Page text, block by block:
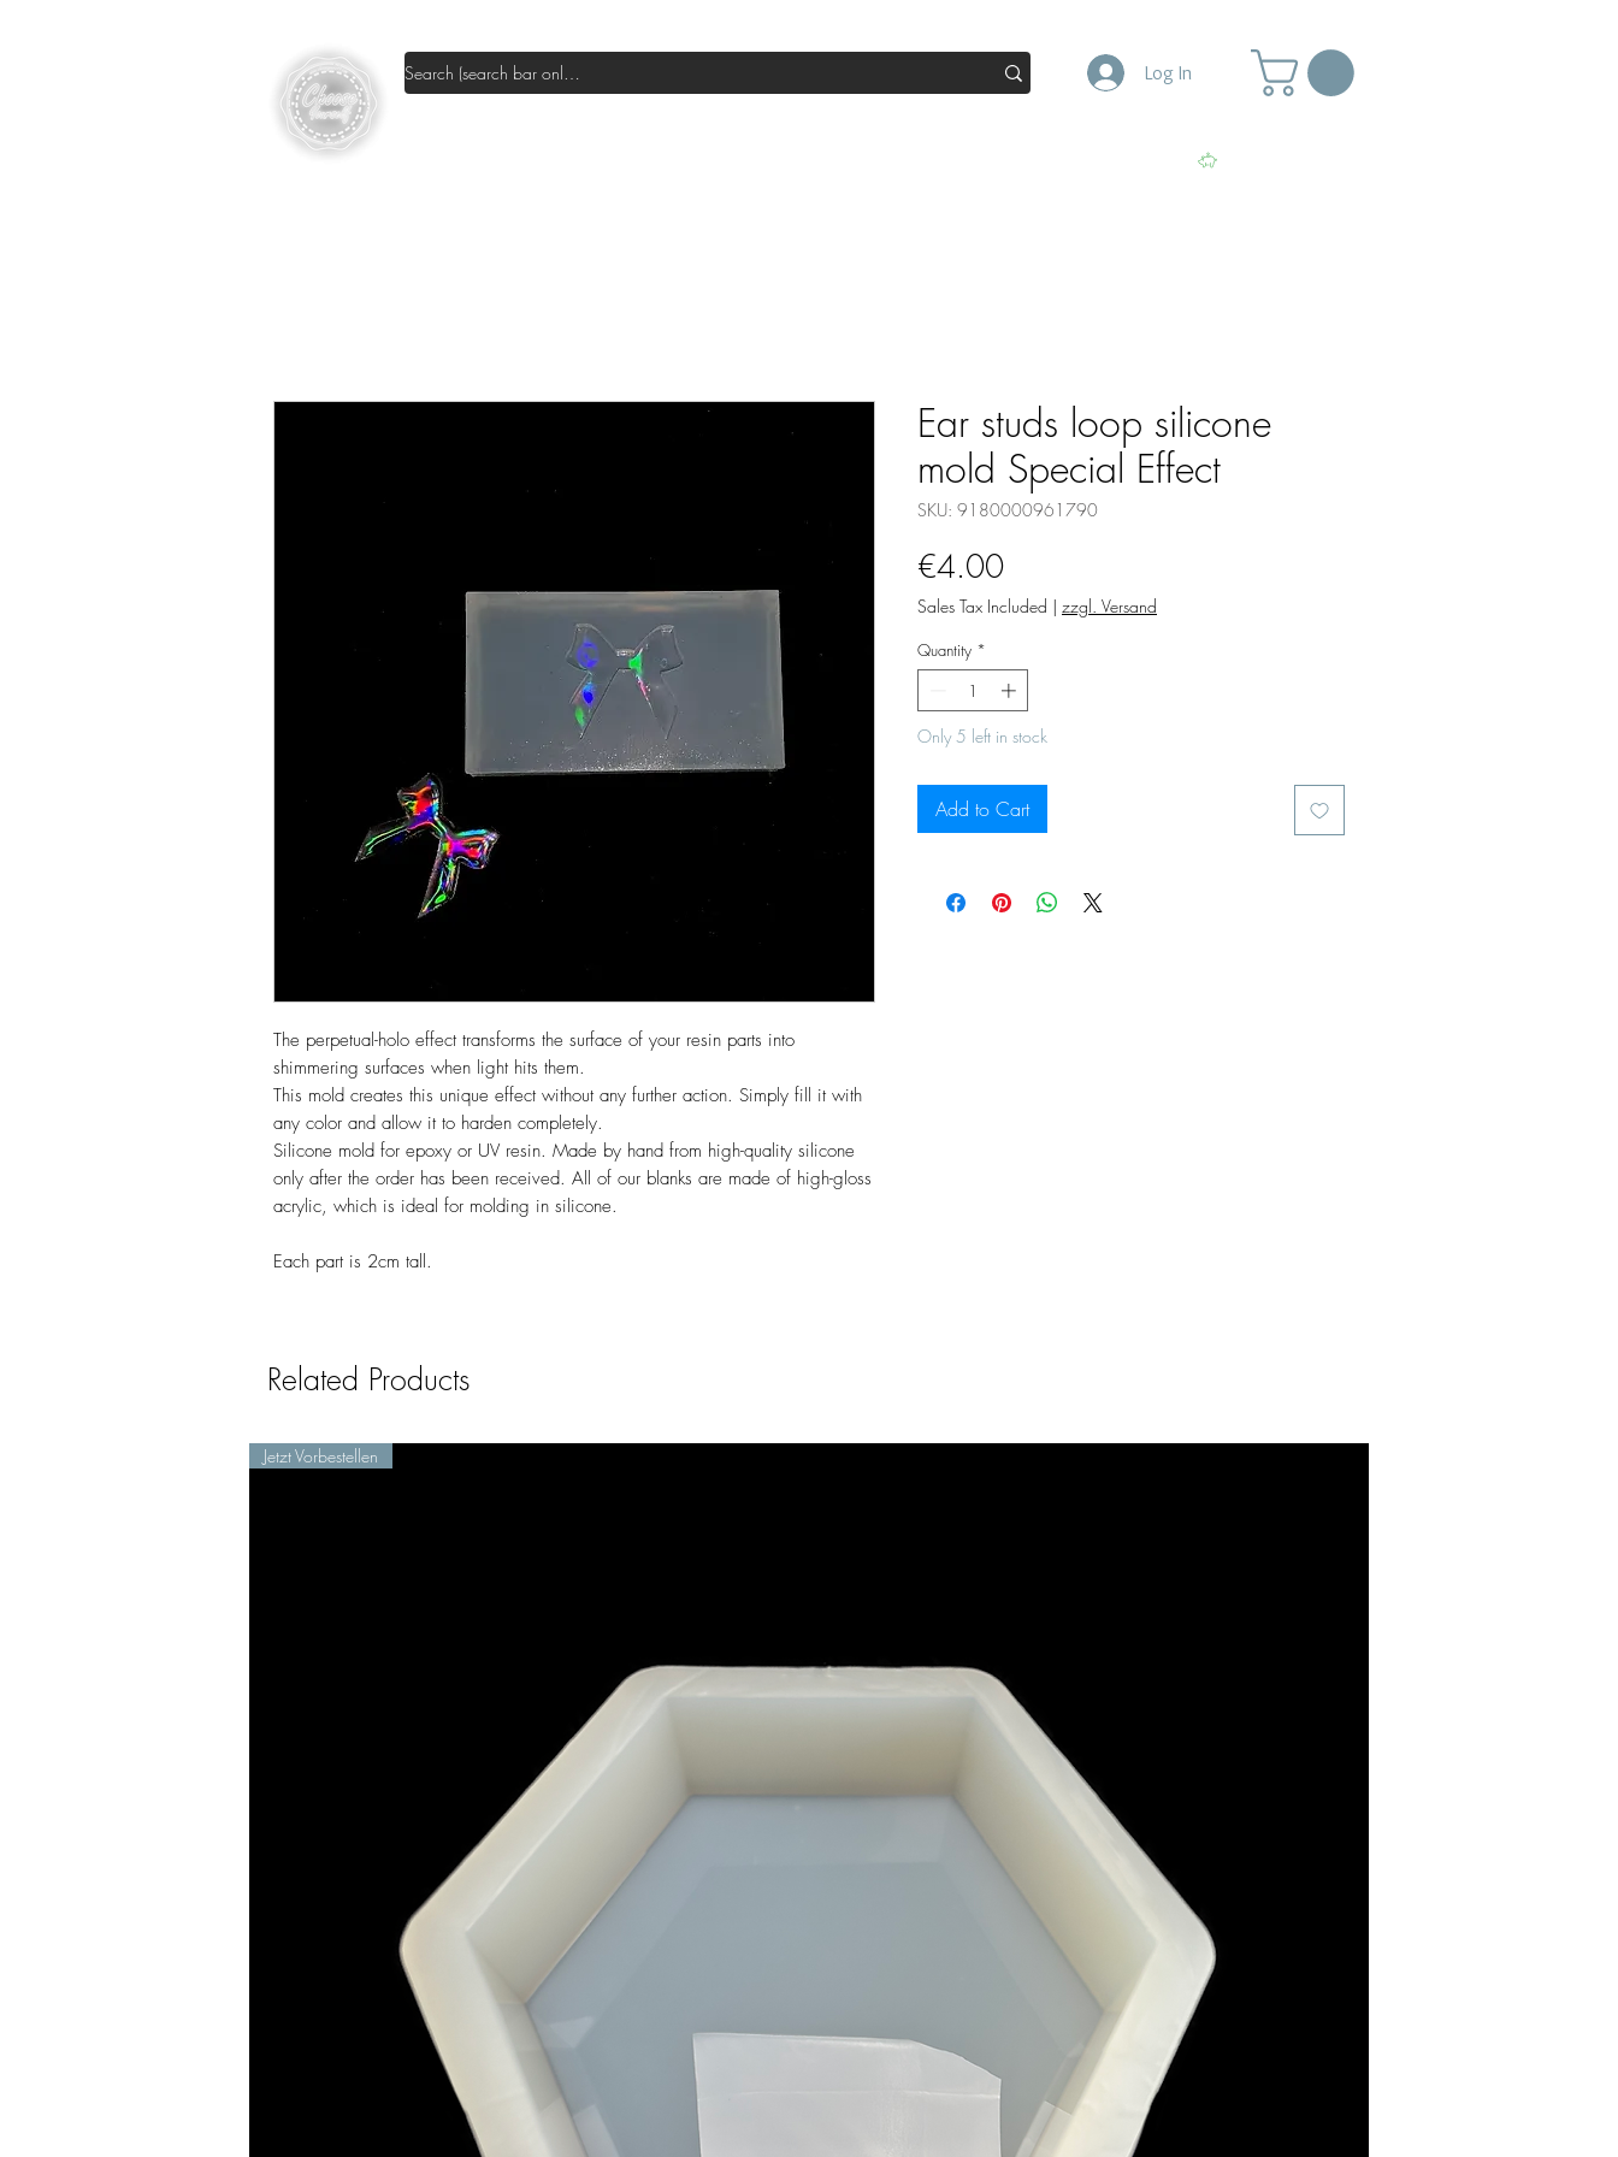
Log In
The perpetual-holo effect transforms the surface of your resin parts into
shimmering surfaces when light hits them.
This mold creates this unique effect without any further action. Simply fill it with
any color and allow it to harden completely.
Silicone mold for epoxy or UV resin. Made by hand from high-quality silicone
only after the order has been received. All of our blanks are made of high-gloss
acrylic, which is ideal for molding in silicone.
Each part is 2cm tall.
Ear studs loop silicone
mold Special Effect
SKU: 9180000961790
€4.00Price
Sales Tax Included | zzgl. Versand
Quantity *
Only 5 left in stock
Add to Cart
Related Products
Jetzt Vorbestellen